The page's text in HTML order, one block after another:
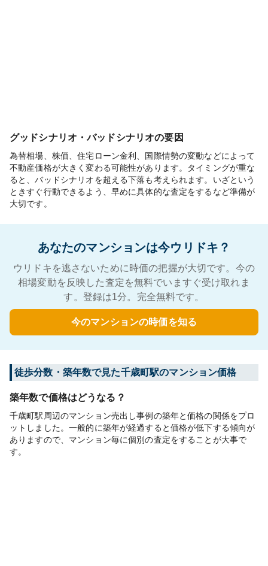
グッドシナリオ・バッドシナリオの要因
為替相場、株価、住宅ローン金利、国際情勢の変動などによって
不動産価格が大きく変わる可能性があります。タイミングが重な
ると、バッドシナリオを超える下落も考えられます。いざという
ときすぐ行動できるよう、早めに具体的な査定をするなど準備が
大切です。
あなたのマンションは今ウリドキ？
ウリドキを逃さないために時価の把握が大切です。今の
相場変動を反映した査定を無料でいますぐ受け取れま
す。登録は1分。完全無料です。
今のマンションの時価を知る
徒歩分数・築年数で見た千歳町駅のマンション価格
築年数で価格はどうなる？
千歳町駅周辺のマンション売出し事例の築年と価格の関係をプロ
ットしました。一般的に築年が経過すると価格が低下する傾向が
ありますので、マンション毎に個別の査定をすることが大事で
す。